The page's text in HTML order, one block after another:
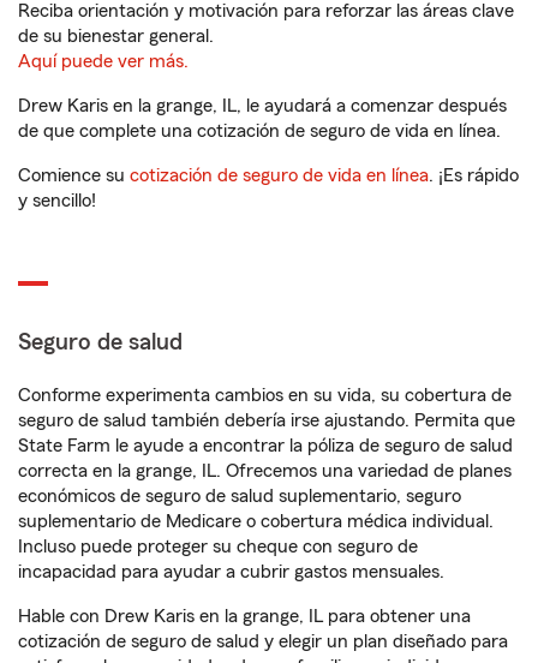
Reciba orientación y motivación para reforzar las áreas clave
de su bienestar general.
Aquí puede ver más.
Drew Karis en la grange, IL, le ayudará a comenzar después
de que complete una cotización de seguro de vida en línea.
Comience su cotización de seguro de vida en línea. ¡Es rápido
y sencillo!
Seguro de salud
Conforme experimenta cambios en su vida, su cobertura de
seguro de salud también debería irse ajustando. Permita que
State Farm le ayude a encontrar la póliza de seguro de salud
correcta en la grange, IL. Ofrecemos una variedad de planes
económicos de seguro de salud suplementario, seguro
suplementario de Medicare o cobertura médica individual.
Incluso puede proteger su cheque con seguro de
incapacidad para ayudar a cubrir gastos mensuales.
Hable con Drew Karis en la grange, IL para obtener una
cotización de seguro de salud y elegir un plan diseñado para